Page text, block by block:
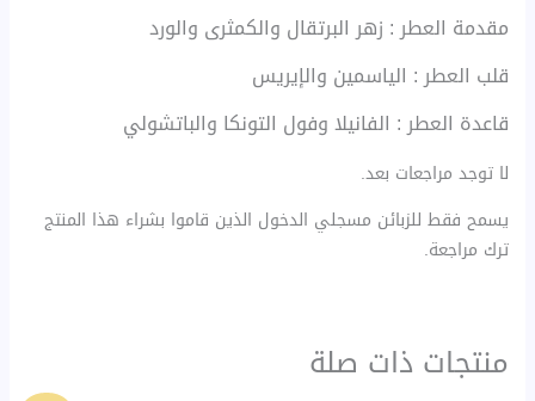
مقدمة العطر : زهر البرتقال والكمثرى والورد
قلب العطر : الياسمين والإيريس
قاعدة العطر : الفانيلا وفول التونكا والباتشولي
لا توجد مراجعات بعد.
يسمح فقط للزبائن مسجلي الدخول الذين قاموا بشراء هذا المنتج
ترك مراجعة.
منتجات ذات صلة